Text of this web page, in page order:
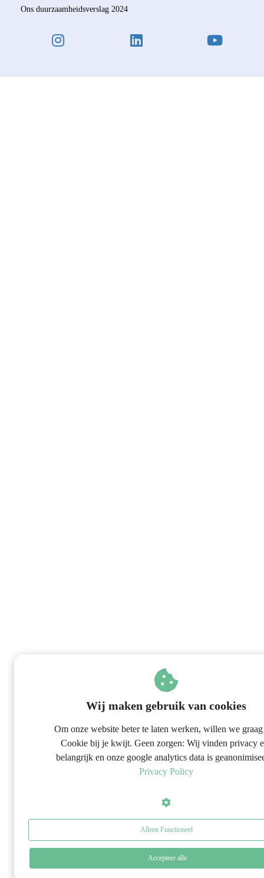
Ons duurzaamheidsverslag 2024
Wij maken gebruik van cookies
Om onze website beter te laten werken, willen we graag
Cookie bij je kwijt. Geen zorgen: Wij vinden privacy
belangrijk en onze google analytics data is
Privacy Policy
Alleen Functioneel
Accepteer alle